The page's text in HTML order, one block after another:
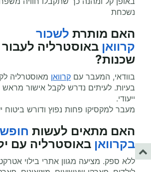
נשכחת
האם מותרת לשכור
קרוואן באוסטרליה לעבור
שכנות?
בוודאי, המעבר עם קרוואן מאוסטרליה
בעיות. לעיתים נדרש לקבל אישור מראש
ייעודי.
מעבר למקסיקו פחות נפוץ ודורש ביטוח
האם מתאים לעשות
בקרוואן באוסטרליה עם
ללא ספק. מציעה מגוון אתרי בילוי